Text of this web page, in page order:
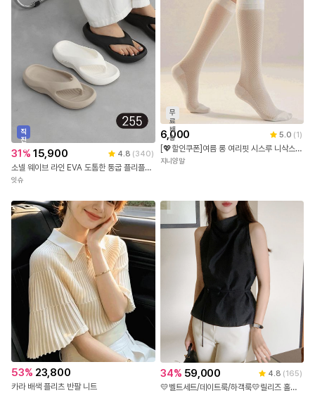
직
진
배
송
31% 15,900 4.8 (340)
소넬 웨이브 라인 EVA 도톰한 통굽 플리플랍 쪼리 슬리퍼(4.8cm) 12249
잇슈
무
료
배
송
6,000 5.0 (1)
[💖할인쿠폰]여름 롱 여리핏 시스루 니삭스 여성 무릎양말 코디 데일리 레인 부츠 양말
지니양말
53% 23,800
카라 배색 플리츠 반팔 니트
34% 59,000 4.8 (165)
💛벨트세트/데이트룩/하객룩💛릴리즈 홀터넥 반하이넥 벨트 민소매 나시 하객블라우스 bs